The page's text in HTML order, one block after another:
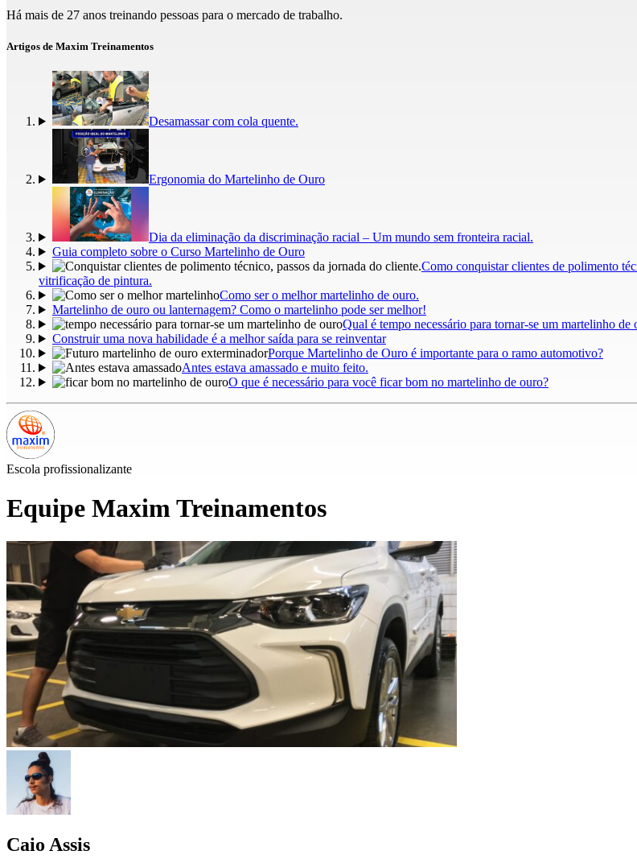
Há mais de 27 anos treinando pessoas para o mercado de trabalho.
Artigos de Maxim Treinamentos
Desamassar com cola quente.
Ergonomia do Martelinho de Ouro
Dia da eliminação da discriminação racial – Um mundo sem fronteira racial.
Guia completo sobre o Curso Martelinho de Ouro
Como conquistar clientes de polimento
vitrificação de pintura.
Como ser o melhor martelinho de ouro.
Martelinho de ouro ou lanternagem? Como o martelinho pode ser melhor!
Qual é tempo necessário para tornar-se um martelinho de
Construir uma nova habilidade é a melhor saída para se reinventar
Porque Martelinho de Ouro é importante para o ramo automotivo?
Antes estava amassado e muito feito.
O que é necessário para você ficar bom no martelinho de ouro?
Escola profissionalizante
Equipe Maxim Treinamentos
Caio Assis